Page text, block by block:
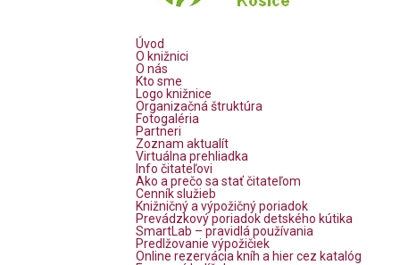
Úvod
O knižnici
O nás
Kto sme
Logo knižnice
Organizačná štruktúra
Fotogaléria
Partneri
Zoznam aktualít
Virtuálna prehliadka
Info čitateľovi
Ako a prečo sa stať čitateľom
Cenník služieb
Knižničný a výpožičný poriadok
Prevádzkový poriadok detského kútika
SmartLab – pravidlá používania
Predlžovanie výpožičiek
Online rezervácia kníh a hier cez katalóg